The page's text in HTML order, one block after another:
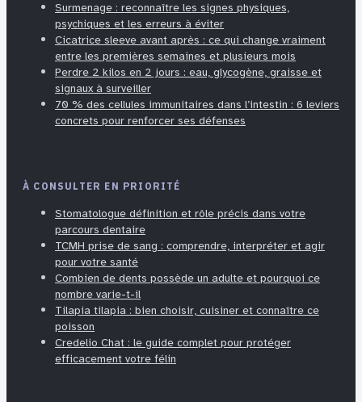
Surmenage : reconnaître les signes physiques,
psychiques et les erreurs à éviter
Cicatrice sleeve avant après : ce qui change vraiment
entre les premières semaines et plusieurs mois
Perdre 2 kilos en 2 jours : eau, glycogène, graisse et
signaux à surveiller
70 % des cellules immunitaires dans l’intestin : 6 leviers
concrets pour renforcer ses défenses
À CONSULTER EN PRIORITÉ
Stomatologue définition et rôle précis dans votre
parcours dentaire
TCMH prise de sang : comprendre, interpréter et agir
pour votre santé
Combien de dents possède un adulte et pourquoi ce
nombre varie-t-il
Tilapia tilapia : bien choisir, cuisiner et connaître ce
poisson
Credelio Chat : le guide complet pour protéger
efficacement votre félin